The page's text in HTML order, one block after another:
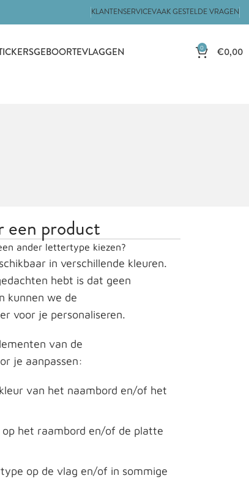
KLANTENSERVICEVAAK GESTELDE VRAGEN
GEBOORTEVLAGGEN 0 €0,00
een product
ander lettertype kiezen?
in verschillende kleuren.
hebt is dat geen
kunnen we de
voor je personaliseren.
van de
je aanpassen:
van het naambord en/of het
het raambord en/of de platte
op de vlag en/of in sommige